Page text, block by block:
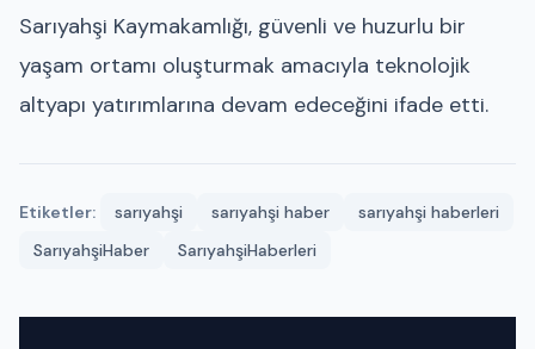
Sarıyahşi Kaymakamlığı, güvenli ve huzurlu bir
yaşam ortamı oluşturmak amacıyla teknolojik
altyapı yatırımlarına devam edeceğini ifade etti.
Etiketler: sarıyahşi sarıyahşi haber
sarıyahşi haberleri
SarıyahşiHaber
SarıyahşiHaberleri